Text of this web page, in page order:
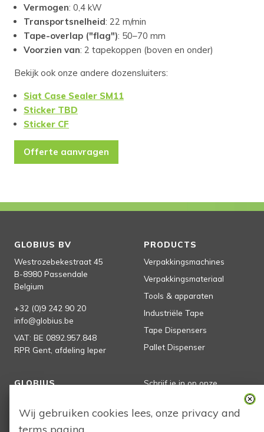
Vermogen: 0,4 kW
Transportsnelheid: 22 m/min
Tape-overlap ("flag"): 50–70 mm
Voorzien van: 2 tapekoppen (boven en onder)
Bekijk ook onze andere dozensluiters:
Siat Case Sealer SM11
Sticker TBD
Sticker CF
Offerte aanvragen
GLOBIUS BV
Westrozebekestraat 45
B-8980 Passendale
Belgium
+32 (0)9 242 90 20
info@globius.be
VAT: BE 0892.957.848
RPR Gent, afdeling Ieper
PRODUCTS
Verpakkingsmachines
Verpakkingsmateriaal
Tools & apparaten
Industriële Tape
Tape Dispensers
Pallet Dispenser
GLOBIUS
Producten
Schrijf je in op onze
Wij gebruiken cookies lees, onze privacy and